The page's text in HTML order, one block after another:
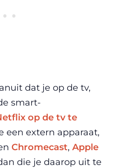
dat je op de tv,
smart-
op de tv te
een extern apparaat,
Chromecast, Apple
die je daarop uit te